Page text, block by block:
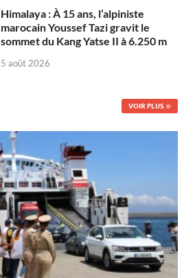
Himalaya : À 15 ans, l’alpiniste
marocain Youssef Tazi gravit le
sommet du Kang Yatse II à 6.250 m
5 août 2026
VOIR PLUS